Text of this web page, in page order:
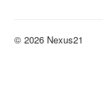
© 2026 Nexus21